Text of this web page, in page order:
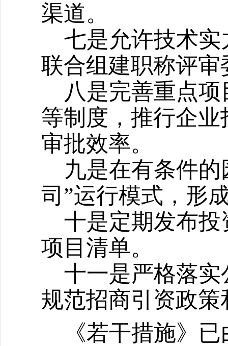
渠道。
七是允许技术
联合组建职称评
八是完善重点
等制度，推行企
审批效率。
九是在有条件
司”运行模式，形
十是定期发布
项目清单。
十一是严格落
规范招商引资政策
《若干措施》